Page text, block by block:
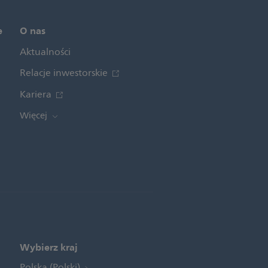
O nas
Aktualności
Relacje inwestorskie
Kariera
Więcej
Wybierz kraj